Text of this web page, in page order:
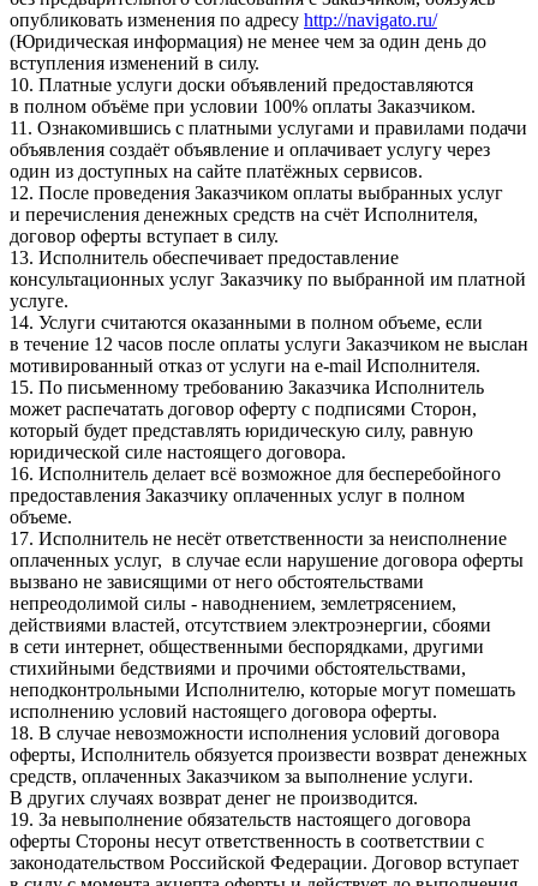
опубликовать изменения по адресу http://navigato.ru/
(Юридическая информация) не менее чем за один день до
вступления изменений в силу.
10. Платные услуги доски объявлений предоставляются
в полном объёме при условии 100% оплаты Заказчиком.
11. Ознакомившись с платными услугами и правилами подачи
объявления создаёт объявление и оплачивает услугу через
один из доступных на сайте платёжных сервисов.
12. После проведения Заказчиком оплаты выбранных услуг
и перечисления денежных средств на счёт Исполнителя,
договор оферты вступает в силу.
13. Исполнитель обеспечивает предоставление
консультационных услуг Заказчику по выбранной им платной
услуге.
14. Услуги считаются оказанными в полном объеме, если
в течение 12 часов после оплаты услуги Заказчиком не выслан
мотивированный отказ от услуги на e-mail Исполнителя.
15. По письменному требованию Заказчика Исполнитель
может распечатать договор оферту с подписями Сторон,
который будет представлять юридическую силу, равную
юридической силе настоящего договора.
16. Исполнитель делает всё возможное для бесперебойного
предоставления Заказчику оплаченных услуг в полном
объеме.
17. Исполнитель не несёт ответственности за неисполнение
оплаченных услуг, в случае если нарушение договора оферты
вызвано не зависящими от него обстоятельствами
непреодолимой силы - наводнением, землетрясением,
действиями властей, отсутствием электроэнергии, сбоями
в сети интернет, общественными беспорядками, другими
стихийными бедствиями и прочими обстоятельствами,
неподконтрольными Исполнителю, которые могут помешать
исполнению условий настоящего договора оферты.
18. В случае невозможности исполнения условий договора
оферты, Исполнитель обязуется произвести возврат денежных
средств, оплаченных Заказчиком за выполнение услуги.
В других случаях возврат денег не производится.
19. За невыполнение обязательств настоящего договора
оферты Стороны несут ответственность в соответствии с
законодательством Российской Федерации. Договор вступает